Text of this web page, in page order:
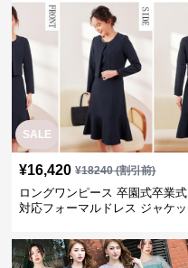
SALE
¥16,420 ¥18240(割引前)
ロングワンピース 卒園式卒業式
対応フォーマルドレス ジャケッ